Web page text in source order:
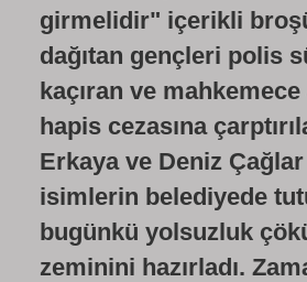
girmelidir" içerikli
dağıtan gençleri polis
kaçıran ve mahkemece
hapis cezasına
Erkaya ve Deniz Çağlar
isimlerin belediyede
bugünkü yolsuzluk
zeminini hazırladı.